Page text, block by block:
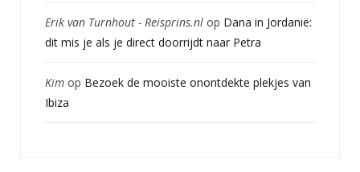
Erik van Turnhout - Reisprins.nl op Dana in Jordanië:
dit mis je als je direct doorrijdt naar Petra
Kim op Bezoek de mooiste onontdekte plekjes van
Ibiza